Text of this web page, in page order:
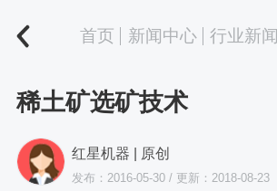
首页 新闻中心 行业新闻
稀土矿选矿技术
红星机器 | 原创
发布：2016-05-30 / 更新：2018-08-23